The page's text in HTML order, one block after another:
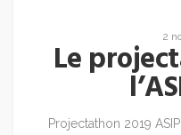
2
Le
Projectathon 2019